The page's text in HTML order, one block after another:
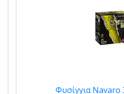
Φυσίγγια Navaro